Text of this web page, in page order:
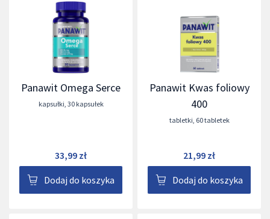
Panawit Omega Serce
kapsułki, 30 kapsułek
33,99 zł
Dodaj do koszyka
Panawit Kwas foliowy
400
tabletki, 60 tabletek
21,99 zł
Dodaj do koszyka